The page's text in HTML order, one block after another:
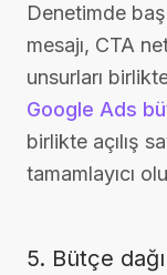
Denetimde
mesajı, CTA
unsurları
Google Ads
birlikte açılış
tamamlayıcı
5. Bütçe